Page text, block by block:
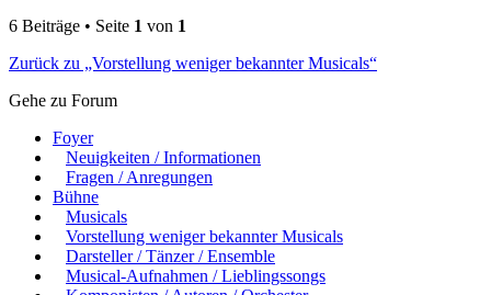
6 Beiträge • Seite 1 von 1
Zurück zu „Vorstellung weniger bekannter Musicals“
Gehe zu Forum
Foyer
Neuigkeiten / Informationen
Fragen / Anregungen
Bühne
Musicals
Vorstellung weniger bekannter Musicals
Darsteller / Tänzer / Ensemble
Musical-Aufnahmen / Lieblingssongs